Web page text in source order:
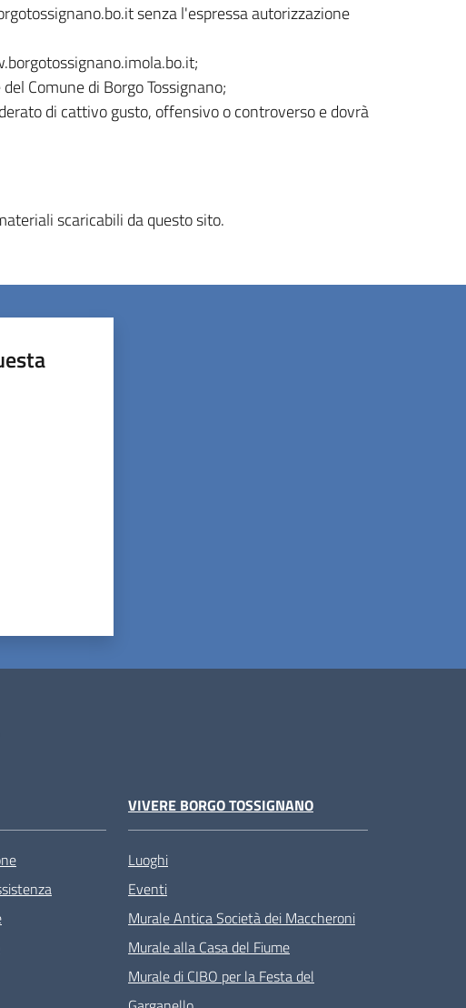
senza l'espressa autorizzazione
Comune di Borgo Tossignano;
di cattivo gusto, offensivo o controverso e dovrà
scaricabili da questo sito.
VIVERE BORGO TOSSIGNANO
Luoghi
Eventi
Murale Antica Società dei Maccheroni
Murale alla Casa del Fiume
Murale di CIBO per la Festa del